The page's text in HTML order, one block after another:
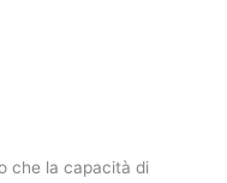
che la capacità di